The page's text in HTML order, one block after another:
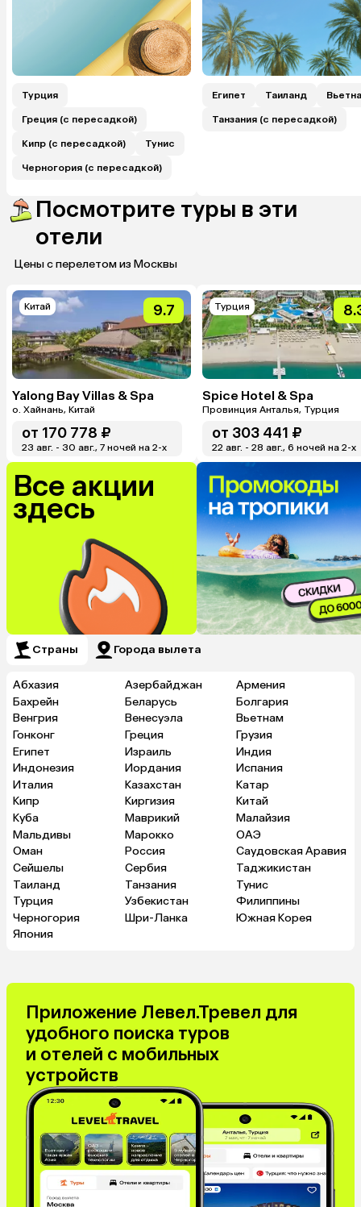
Турция
Греция (с пересадкой)
Кипр (с пересадкой) Тунис
Черногория (с пересадкой)
Египет Таиланд
Танзания (с пересадкой)
Посмотрите туры в эти
отели
Цены с перелетом из Москвы
Китай 9.7
Yalong Bay Villas & Spa
о. Хайнань, Китай
от 170 778 ₽
23 авг. - 30 авг., 7 ночей на 2-x
Турция
Spice Hotel & Spa
Провинция Анталья, Турция
от 303 441 ₽
22 авг. - 28 авг., 6 ночей на 2-x
Все акции
здесь
Страны Города вылета
Абхазия Азербайджан
Армения
Бахрейн
Беларусь
Болгария
Венгрия
Венесуэла
Вьетнам
Гонконг
Греция
Грузия
Египет
Израиль
Индия
Индонезия
Иордания
Испания
Италия
Казахстан
Катар
Кипр
Киргизия
Китай
Куба
Маврикий
Малайзия
Мальдивы
Марокко
ОАЭ
Оман
Россия
Саудовская Аравия
Сейшелы
Сербия
Таджикистан
Таиланд
Танзания
Тунис
Турция
Узбекистан
Филиппины
Черногория
Шри-Ланка
Южная Корея
Япония
Приложение Левел.Тревел для
удобного поиска туров
и отелей с мобильных
устройств